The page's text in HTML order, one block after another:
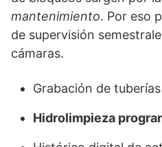
mantenimiento. Por eso
de supervisión
cámaras.
Grabación de
Hidrolimpieza